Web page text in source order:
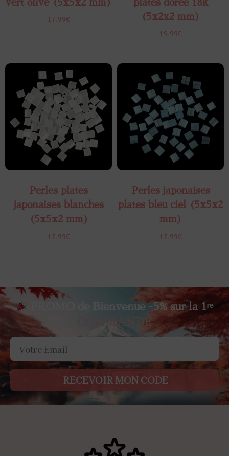
vert olive (5x5x2 mm)
17.99€
plates dorée 18k
(5x2x2 mm)
19.99€
Perles plates
japonaises blanches
(5x5x2 mm)
17.99€
Perles japonaises
plates bleu ciel (5x5x2
mm)
17.99€
PROMO de Bienvenue -5% sur la 1ʳᵉ
COMMANDE
RECEVOIR MON CODE